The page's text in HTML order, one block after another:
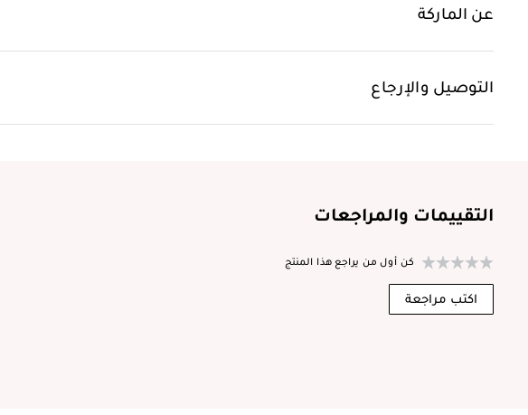
عن الماركة
التوصيل والإرجاع
التقييمات والمراجعات
كن أول من يراجع هذا المنتج
اكتب مراجعة